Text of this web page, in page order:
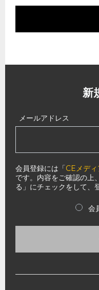
新
メールアドレス
会員登録には「CEメデ
です。内容をご確認の上
る」にチェックをして、
会